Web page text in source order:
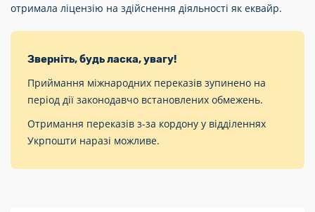
отримала ліцензію на здійснення діяльності як еквайр.
Зверніть, будь ласка, увагу!
Приймання міжнародних переказів зупинено на
період дії законодавчо встановлених обмежень.
Отримання переказів з-за кордону у відділеннях
Укрпошти наразі можливе.